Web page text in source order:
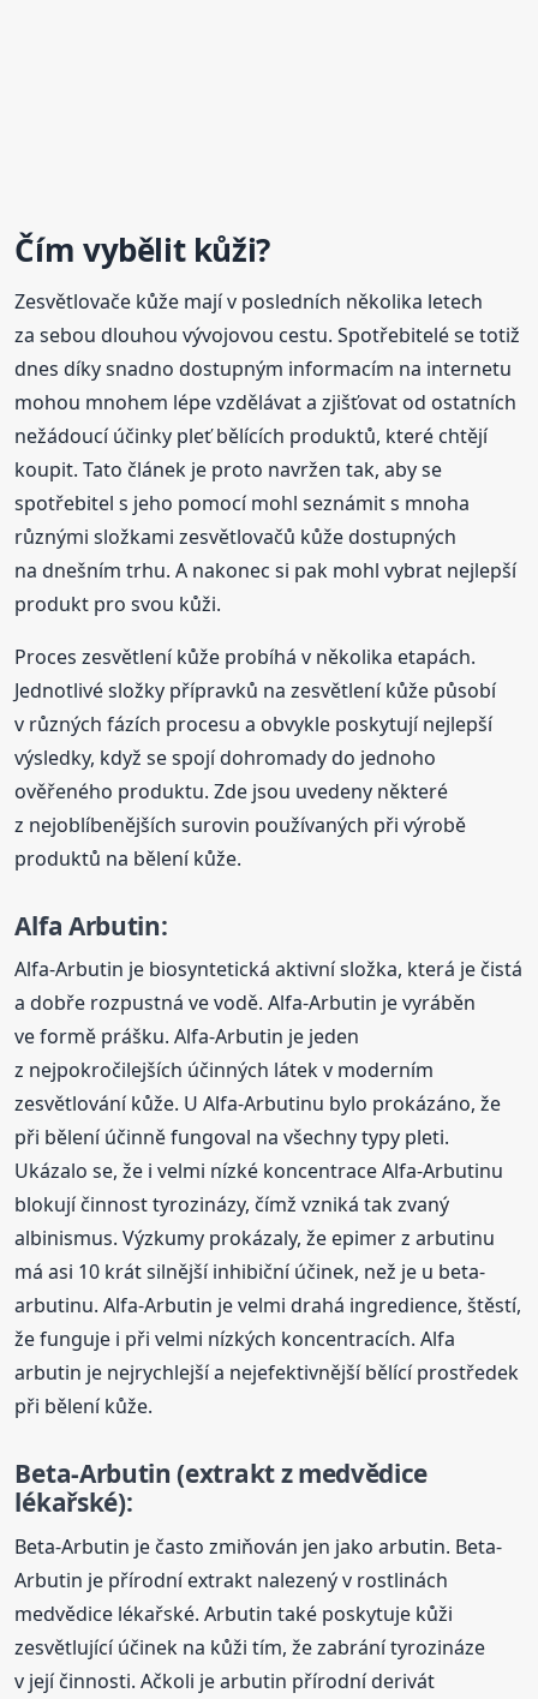
Čím vybělit kůži?
Zesvětlovače kůže mají v posledních několika letech
za sebou dlouhou vývojovou cestu. Spotřebitelé se totiž
dnes díky snadno dostupným informacím na internetu
mohou mnohem lépe vzdělávat a zjišťovat od ostatních
nežádoucí účinky pleť bělících produktů, které chtějí
koupit. Tato článek je proto navržen tak, aby se
spotřebitel s jeho pomocí mohl seznámit s mnoha
různými složkami zesvětlovačů kůže dostupných
na dnešním trhu. A nakonec si pak mohl vybrat nejlepší
produkt pro svou kůži.
Proces zesvětlení kůže probíhá v několika etapách.
Jednotlivé složky přípravků na zesvětlení kůže působí
v různých fázích procesu a obvykle poskytují nejlepší
výsledky, když se spojí dohromady do jednoho
ověřeného produktu. Zde jsou uvedeny některé
z nejoblíbenějších surovin používaných při výrobě
produktů na bělení kůže.
Alfa Arbutin:
Alfa-Arbutin je biosyntetická aktivní složka, která je čistá
a dobře rozpustná ve vodě. Alfa-Arbutin je vyráběn
ve formě prášku. Alfa-Arbutin je jeden
z nejpokročilejších účinných látek v moderním
zesvětlování kůže. U Alfa-Arbutinu bylo prokázáno, že
při bělení účinně fungoval na všechny typy pleti.
Ukázalo se, že i velmi nízké koncentrace Alfa-Arbutinu
blokují činnost tyrozinázy, čímž vzniká tak zvaný
albinismus. Výzkumy prokázaly, že epimer z arbutinu
má asi 10 krát silnější inhibiční účinek, než je u beta-
arbutinu. Alfa-Arbutin je velmi drahá ingredience, štěstí,
že funguje i při velmi nízkých koncentracích. Alfa
arbutin je nejrychlejší a nejefektivnější bělící prostředek
při bělení kůže.
Beta-Arbutin (extrakt z medvědice
lékařské):
Beta-Arbutin je často zmiňován jen jako arbutin. Beta-
Arbutin je přírodní extrakt nalezený v rostlinách
medvědice lékařské. Arbutin také poskytuje kůži
zesvětlující účinek na kůži tím, že zabrání tyrozináze
v její činnosti. Ačkoli je arbutin přírodní derivát